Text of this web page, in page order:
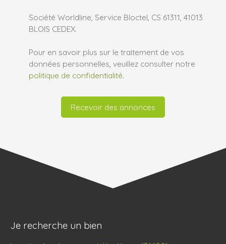
Société Worldline, Service Bloctel, CS 61311, 41013
BLOIS CEDEX.
Pour en savoir plus sur le traitement de vos
données personnelles, veuillez consulter notre
politique de confidentialité.
Recevoir des annonces
Je recherche un bien